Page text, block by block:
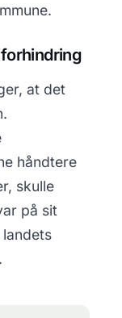
at det
håndtere
skulle
på sit